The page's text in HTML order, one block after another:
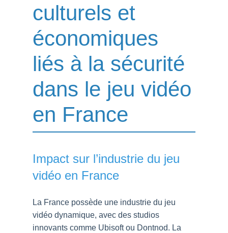
culturels et
économiques
liés à la sécurité
dans le jeu vidéo
en France
Impact sur l’industrie du jeu
vidéo en France
La France possède une industrie du jeu
vidéo dynamique, avec des studios
innovants comme Ubisoft ou Dontnod. La